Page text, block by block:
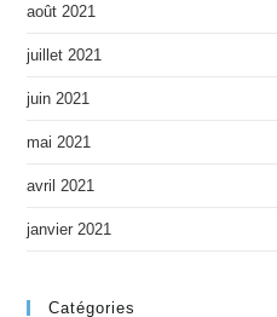
août 2021
juillet 2021
juin 2021
mai 2021
avril 2021
janvier 2021
Catégories